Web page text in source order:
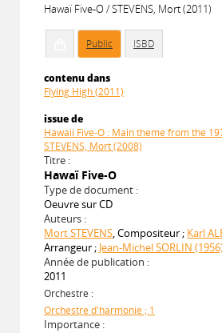
Hawaï Five-O / STEVENS, Mort (2011)
Public ISBD
contenu dans
Flying High (2011)
issue de
Hawaii Five-O : Main theme from the
STEVENS, Mort (2008)
Titre :
Hawaï Five-O
Type de document :
Oeuvre sur CD
Auteurs :
Mort STEVENS, Compositeur ; Karl
Arrangeur ; Jean-Michel SORLIN
Année de publication :
2011
Orchestre :
Orchestre d'harmonie ; 1
Importance :